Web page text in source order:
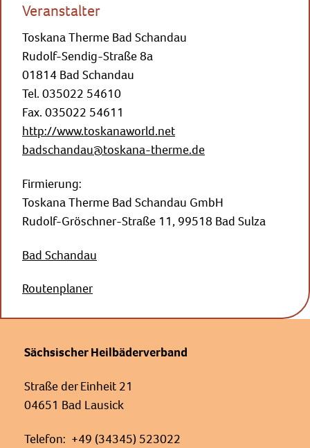
Veranstalter
Toskana Therme Bad Schandau
Rudolf-Sendig-Straße 8a
01814 Bad Schandau
Tel. 035022 54610
Fax. 035022 54611
http://www.toskanaworld.net
badschandau@toskana-therme.de
Firmierung:
Toskana Therme Bad Schandau GmbH
Rudolf-Gröschner-Straße 11, 99518 Bad Sulza
Bad Schandau
Routenplaner
Sächsischer Heilbäderverband
Straße der Einheit 21
04651 Bad Lausick
Telefon: +49 (34345) 523022